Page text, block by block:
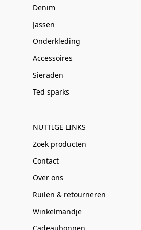
Denim
Jassen
Onderkleding
Accessoires
Sieraden
Ted sparks
NUTTIGE LINKS
Zoek producten
Contact
Over ons
Ruilen & retourneren
Winkelmandje